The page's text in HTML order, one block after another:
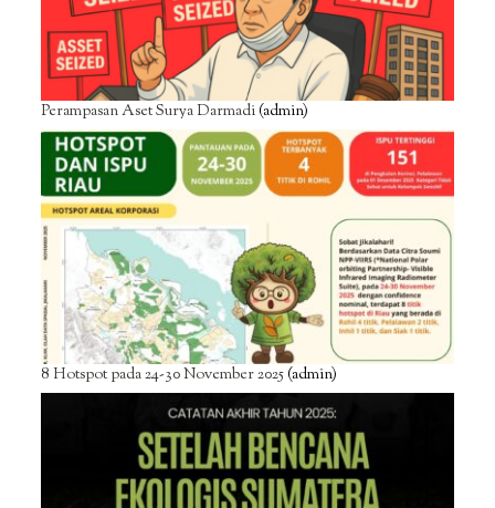
Perampasan Aset Surya Darmadi(admin)
8 Hotspot pada 24-30 November 2025(admin)